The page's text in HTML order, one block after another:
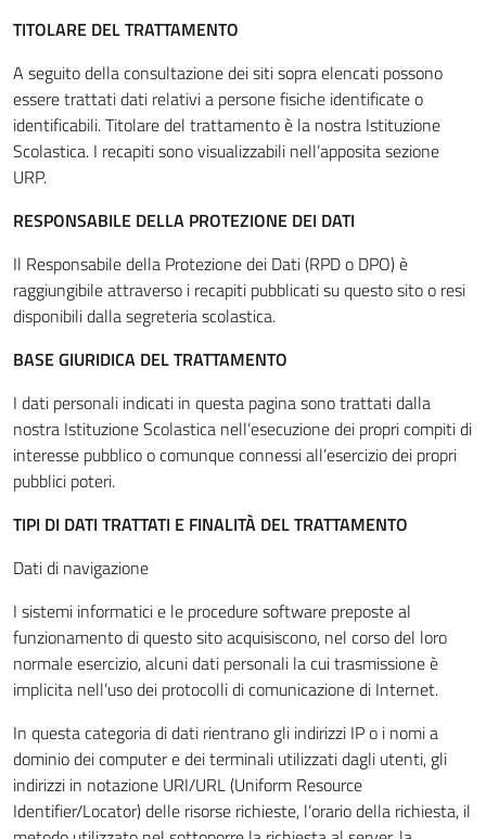
TITOLARE DEL TRATTAMENTO
A seguito della consultazione dei siti sopra elencati possono
essere trattati dati relativi a persone fisiche identificate o
identificabili. Titolare del trattamento è la nostra Istituzione
Scolastica. I recapiti sono visualizzabili nell’apposita sezione
URP.
RESPONSABILE DELLA PROTEZIONE DEI DATI
Il Responsabile della Protezione dei Dati (RPD o DPO) è
raggiungibile attraverso i recapiti pubblicati su questo sito o resi
disponibili dalla segreteria scolastica.
BASE GIURIDICA DEL TRATTAMENTO
I dati personali indicati in questa pagina sono trattati dalla
nostra Istituzione Scolastica nell’esecuzione dei propri compiti di
interesse pubblico o comunque connessi all’esercizio dei propri
pubblici poteri.
TIPI DI DATI TRATTATI E FINALITÀ DEL TRATTAMENTO
Dati di navigazione
I sistemi informatici e le procedure software preposte al
funzionamento di questo sito acquisiscono, nel corso del loro
normale esercizio, alcuni dati personali la cui trasmissione è
implicita nell’uso dei protocolli di comunicazione di Internet.
In questa categoria di dati rientrano gli indirizzi IP o i nomi a
dominio dei computer e dei terminali utilizzati dagli utenti, gli
indirizzi in notazione URI/URL (Uniform Resource
Identifier/Locator) delle risorse richieste, l’orario della richiesta, il